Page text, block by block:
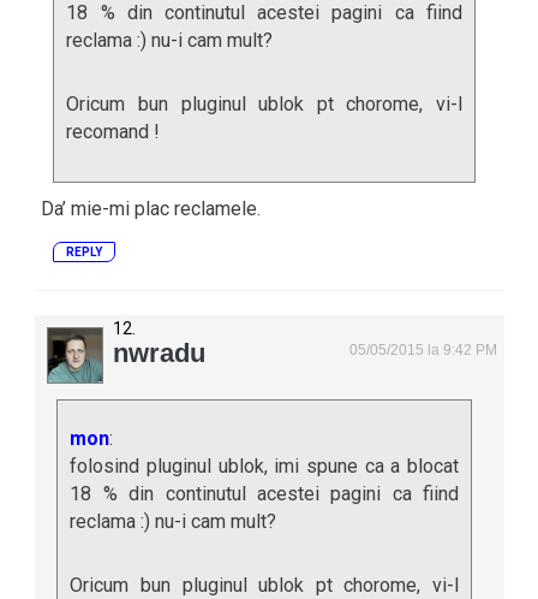
18 % din continutul acestei pagini ca fiind
reclama :) nu-i cam mult?
Oricum bun pluginul ublok pt chorome, vi-l
recomand !
Da’ mie-mi plac reclamele.
REPLY
nwradu 05/05/2015 la 9:42 PM
mon:
folosind pluginul ublok, imi spune ca a blocat
18 % din continutul acestei pagini ca fiind
reclama :) nu-i cam mult?
Oricum bun pluginul ublok pt chorome, vi-l